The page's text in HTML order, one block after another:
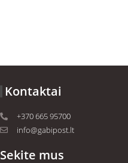
Kontaktai
+370 665 95700
info@gabipost.lt
Sekite mus